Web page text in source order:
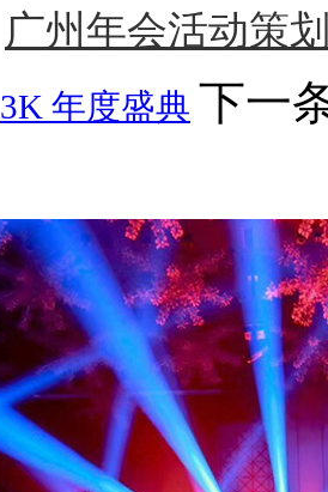
广州年会活动策
3K 年度盛典 下一